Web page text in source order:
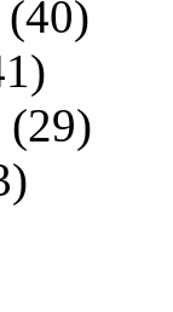
(40)
(29)